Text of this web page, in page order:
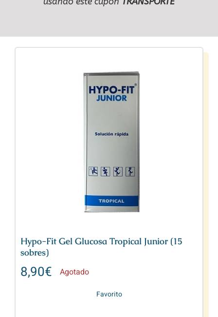
Hypo-Fit Gel Glucosa Tropical Junior (15
sobres)
8,90€ Agotado
Favorito